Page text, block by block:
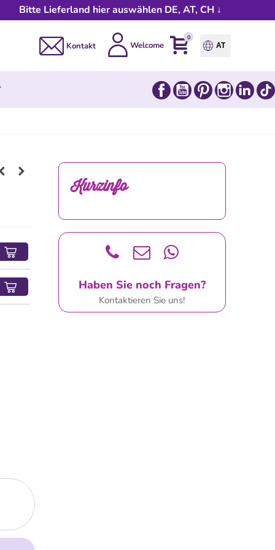
Bitte Lieferland hier auswählen DE, AT, CH ↓
Kontakt Welcome
0
AT
FacebookYouTubePinterestInstagram
Kurzinfo
Haben Sie noch Fragen?
Kontaktieren Sie uns!